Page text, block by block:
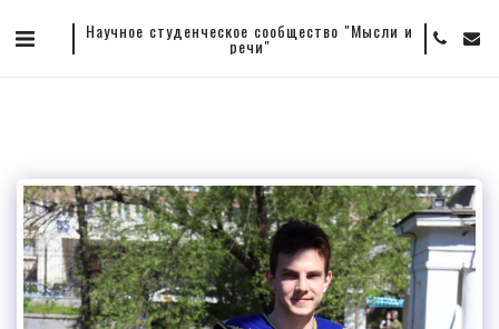
Научное студенческое сообщество "Мысли и
речи"